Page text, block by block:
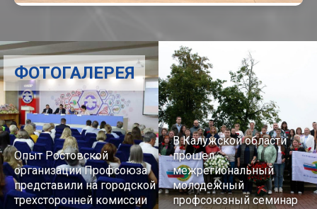
Опыт Ростовской
организации Профсоюза
представили на городской
трехсторонней комиссии
В Калужской области
прошел
межрегиональный
молодежный
профсоюзный семинар
ФОТОГАЛЕРЕЯ